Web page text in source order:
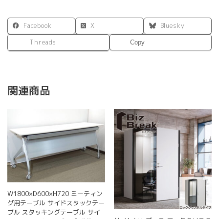
Facebook X
Bluesky
Threads
Copy
関連商品
W1800×D600×H720 ミーティン
グ用テーブル サイドスタックテー
ブル スタッキングテーブル サイ